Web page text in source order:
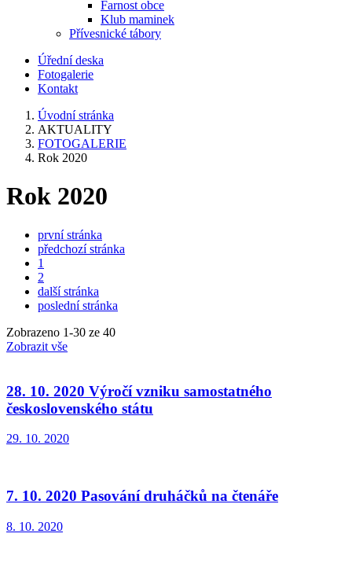
Farnost obce
Klub maminek
Přívesnické tábory
Úřední deska
Fotogalerie
Kontakt
Úvodní stránka
AKTUALITY
FOTOGALERIE
Rok 2020
Rok 2020
první stránka
předchozí stránka
1
2
další stránka
poslední stránka
Zobrazeno 1-30 ze 40
Zobrazit vše
28. 10. 2020 Výročí vzniku samostatného
československého státu
29. 10. 2020
7. 10. 2020 Pasování druháčků na čtenáře
8. 10. 2020